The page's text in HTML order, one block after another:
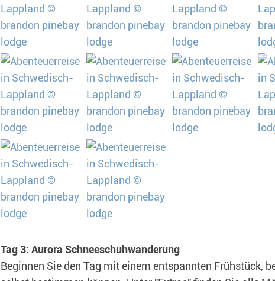
Tag 3: Aurora Schneeschuhwanderung
Beginnen Sie den Tag mit einem entspannten Frühstück,